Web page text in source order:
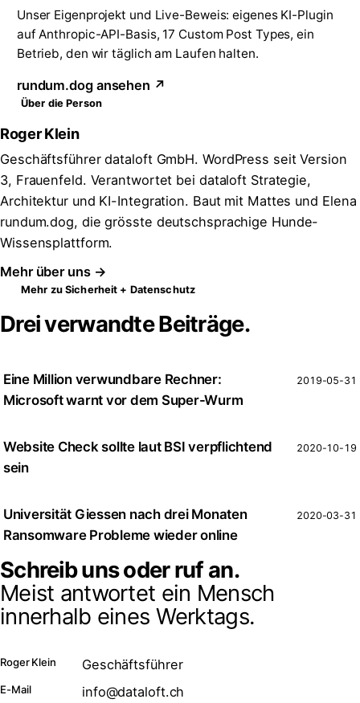
Unser Eigenprojekt und Live-Beweis: eigenes KI-Plugin
auf Anthropic-API-Basis, 17 Custom Post Types, ein
Betrieb, den wir täglich am Laufen halten.
rundum.dog ansehen ↗
Über die Person
Roger Klein
Geschäftsführer dataloft GmbH. WordPress seit Version
3, Frauenfeld. Verantwortet bei dataloft Strategie,
Architektur und KI-Integration. Baut mit Mattes und Elena
rundum.dog, die grösste deutschsprachige Hunde-
Wissensplattform.
Mehr über uns →
Mehr zu Sicherheit + Datenschutz
Drei verwandte Beiträge.
Eine Million verwundbare Rechner:
Microsoft warnt vor dem Super-Wurm
2019-05-31
Website Check sollte laut BSI verpflichtend
sein
2020-10-19
Universität Giessen nach drei Monaten
Ransomware Probleme wieder online
2020-03-31
Schreib uns oder ruf an.
Meist antwortet ein Mensch
innerhalb eines Werktags.
Roger Klein Geschäftsführer
E-Mail info@dataloft.ch